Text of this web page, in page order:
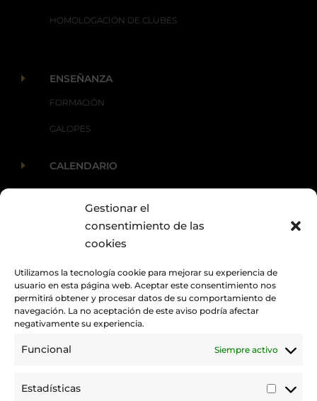
Gestionar el
consentimiento de las
cookies
Utilizamos la tecnología cookie para mejorar su experiencia de
usuario en esta página web. Aceptar este consentimiento nos
permitirá obtener y procesar datos de su comportamiento de
navegación. La no aceptación de este aviso podría afectar
negativamente su experiencia.
Funcional Siempre activo
Estadísticas
HOMOLOGACIÓN DE CLUBES
E ENSEÑANZA
FORMACIÓN
GALOPES
E CALENDARIO
ACTUALIDAD
Promovemos y desarrollamos la práctica de la hípica en Canarias.